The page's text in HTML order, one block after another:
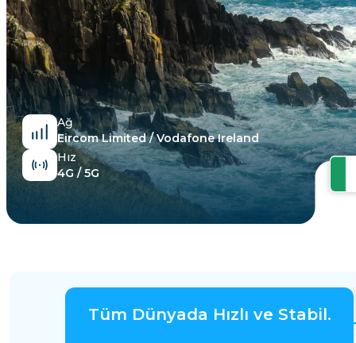
Ağ
Eircom Limited / Vodafone Ireland
Hız
4G / 5G
Tüm Dünyada Hızlı ve Stabil.